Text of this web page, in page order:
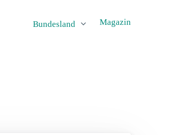
Bundesland Magazin